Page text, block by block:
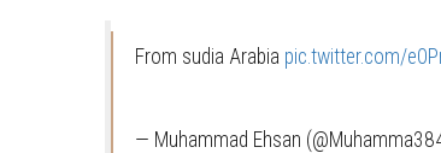
From sudia Arabia pic.twitter.com/
— Muhammad Ehsan